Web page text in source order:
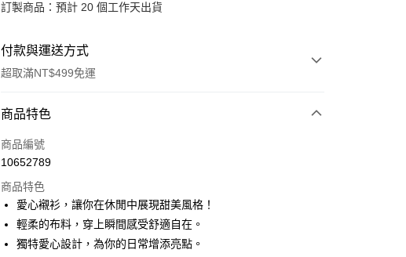
訂製商品：預計 20 個工作天出貨
付款與運送方式
超取滿NT$499免運
付款方式
信用卡一次付款
LINE Pay
Apple Pay
商品特色
商品編號
10652789
商品特色
愛心襯衫，讓你在休閒中展現甜美風格！
輕柔的布料，穿上瞬間感受舒適自在。
獨特愛心設計，為你的日常增添亮點。